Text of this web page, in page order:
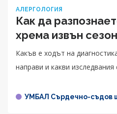
АЛЕРГОЛОГИЯ
Как да
хрема извън
Какъв е ходът на
направи и какви изследвания
УМБАЛ Сърдечно-съдов